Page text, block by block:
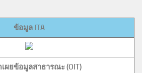
ข้อมูล ITA
เผยข้อมูลสาธารณะ (OIT)